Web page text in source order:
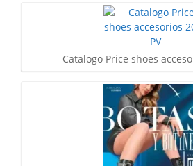
Catalogo Price shoes